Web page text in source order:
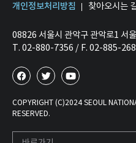
개인정보처리방침 찾아오시는
08826 서울시 관악구 관악로1 서
T. 02-880-7356 / F. 02-885-
COPYRIGHT (C)2024 SEOUL
RESERVED.